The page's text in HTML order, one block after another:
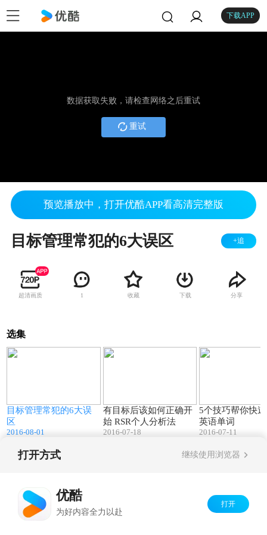
下载APP
数据获取失败，请检查网络之后重试
重试
预览播放中，打开优酷APP看高清完整版
目标管理常犯的6大误区 +追
超清画质 1 收藏 下载 分享
选集
目标管理常犯的6大误
区
2016-08-01
有目标后该如何正确开
始 RSR个人分析法
2016-07-18
5个技巧帮你快
英语单词
2016-07-11
打开方式 继续使用浏览器
优酷
为好内容全力以赴
打开